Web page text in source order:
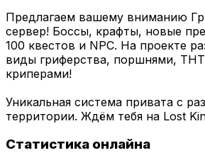
Предлагаем вашему вниманию
сервер! Боссы, крафты, новые
100 квестов и NPC. На проекте
виды гриферства, поршнями,
криперами!
Уникальная система привата с
территории. Ждём тебя на Lost
Статистика онлайна